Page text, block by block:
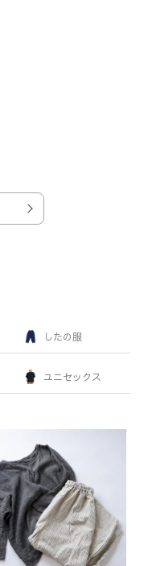
したの服
ユニセックス